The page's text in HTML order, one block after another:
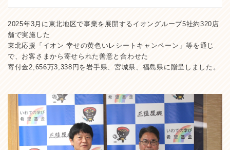
2025年3月に東北地区で事業を展開するイオングループ5社約320店
舗で実施した
東北応援「イオン 幸せの黄色いレシートキャンペーン」等を通じ
で、お客さまから寄せられた善意と合わせた
寄付金2,656万3,338円を岩手県、宮城県、福島県に贈呈しました。